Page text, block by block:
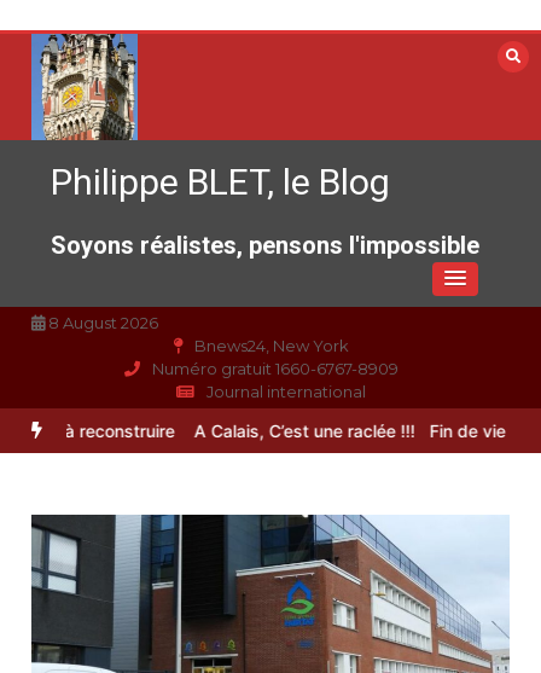
contenu
Philippe BLET, le Blog
Soyons réalistes, pensons l'impossible
8 August 2026
Bnews24, New York
Numéro gratuit 1660-6767-8909
Journal international
à reconstruire A Calais, C’est une raclée !!! Fin de vie :